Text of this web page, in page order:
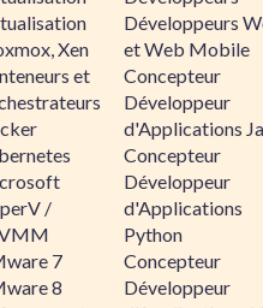
Xen
et
/
7
8
Développeurs
et Web Mobile
Concepteur
Développeur
d'Applications
Concepteur
Développeur
d'Applications
Python
Concepteur
Développeur